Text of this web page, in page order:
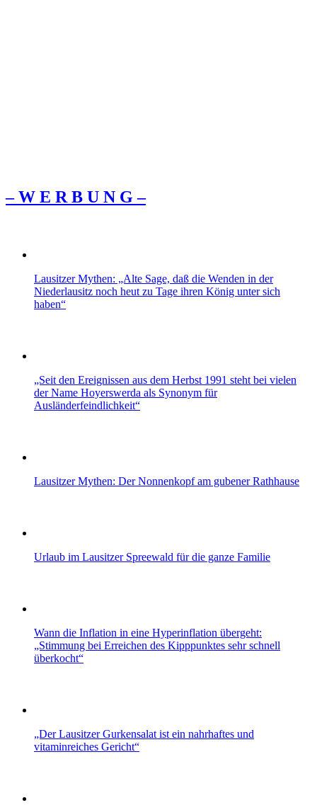
– W Ε R Β U Ν G –
Lausitzer Mythen: „Alte Sage, daß die Wenden in der
Niederlausitz noch heut zu Tage ihren König unter sich
haben“
„Seit den Ereignissen aus dem Herbst 1991 steht bei vielen
der Name Hoyerswerda als Synonym für
Ausländerfeindlichkeit“
Lausitzer Mythen: Der Nonnenkopf am gubener Rathhause
Urlaub im Lausitzer Spreewald für die ganze Familie
Wann die Inflation in eine Hyperinflation übergeht:
„Stimmung bei Erreichen des Kipppunktes sehr schnell
überkocht“
„Der Lausitzer Gurkensalat ist ein nahrhaftes und
vitaminreiches Gericht“